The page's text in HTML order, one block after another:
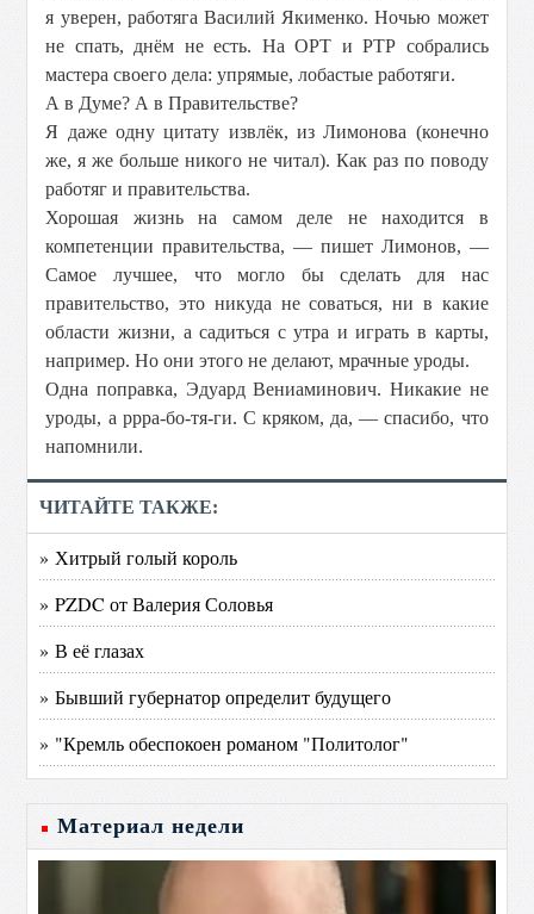
я уверен, работяга Василий Якименко. Ночью может
не спать, днём не есть. На ОРТ и РТР собрались
мастера своего дела: упрямые, лобастые работяги.
А в Думе? А в Правительстве?
Я даже одну цитату извлёк, из Лимонова (конечно
же, я же больше никого не читал). Как раз по поводу
работяг и правительства.
Хорошая жизнь на самом деле не находится в
компетенции правительства, — пишет Лимонов, —
Самое лучшее, что могло бы сделать для нас
правительство, это никуда не соваться, ни в какие
области жизни, а садиться с утра и играть в карты,
например. Но они этого не делают, мрачные уроды.
Одна поправка, Эдуард Вениаминович. Никакие не
уроды, а ррра-бо-тя-ги. С кряком, да, — спасибо, что
напомнили.
ЧИТАЙТЕ ТАКЖЕ:
» Хитрый голый король
» PZDC от Валерия Соловья
» В её глазах
» Бывший губернатор определит будущего
» "Кремль обеспокоен романом "Политолог"
Материал недели